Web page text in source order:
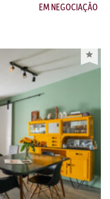
EM NEGOCIAÇÃO